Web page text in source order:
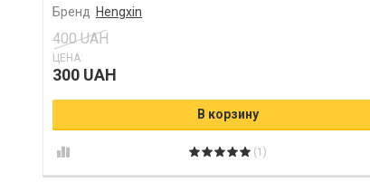
Бренд Hengxin
400 UAH
ЦЕНА:
300 UAH
В корзину
(1)